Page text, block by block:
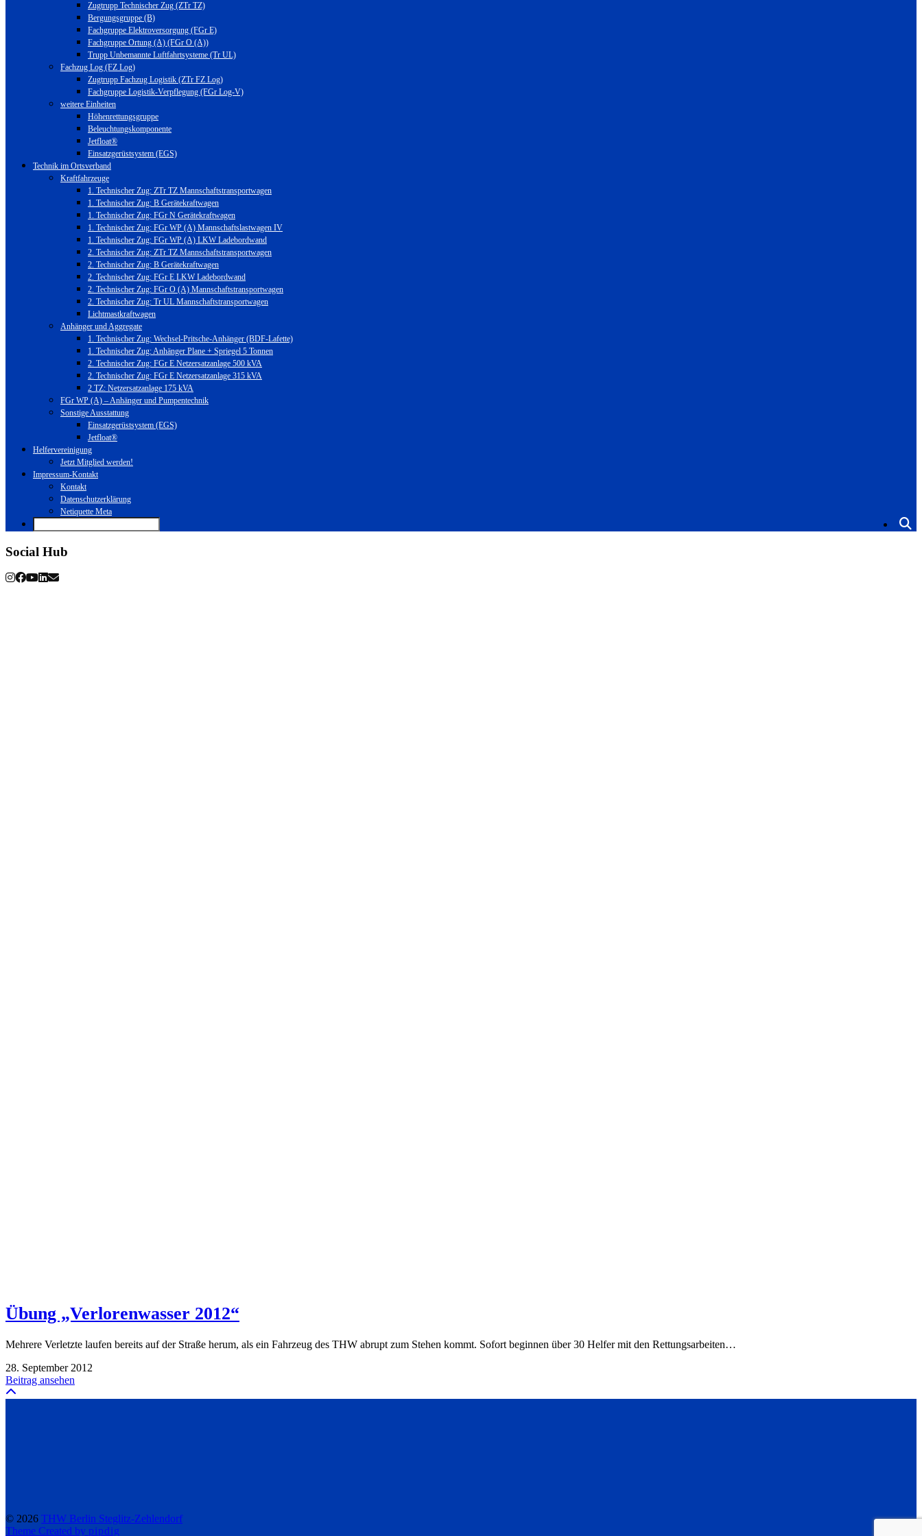
Zugtrupp Technischer Zug (ZTr TZ)
Bergungsgruppe (B)
Fachgruppe Elektroversorgung (FGr E)
Fachgruppe Ortung (A) (FGr O (A))
Trupp Unbemannte Luftfahrtsysteme (Tr UL)
Fachzug Log (FZ Log)
Zugtrupp Fachzug Logistik (ZTr FZ Log)
Fachgruppe Logistik-Verpflegung (FGr Log-V)
weitere Einheiten
Höhenrettungsgruppe
Beleuchtungskomponente
Jetfloat®
Einsatzgerüstsystem (EGS)
Technik im Ortsverband
Kraftfahrzeuge
1. Technischer Zug: ZTr TZ Mannschaftstransportwagen
1. Technischer Zug: B Gerätekraftwagen
1. Technischer Zug: FGr N Gerätekraftwagen
1. Technischer Zug: FGr WP (A) Mannschaftslastwagen IV
1. Technischer Zug: FGr WP (A) LKW Ladebordwand
2. Technischer Zug: ZTr TZ Mannschaftstransportwagen
2. Technischer Zug: B Gerätekraftwagen
2. Technischer Zug: FGr E LKW Ladebordwand
2. Technischer Zug: FGr O (A) Mannschaftstransportwagen
2. Technischer Zug: Tr UL Mannschaftstransportwagen
Lichtmastkraftwagen
Anhänger und Aggregate
1. Technischer Zug: Wechsel-Pritsche-Anhänger (BDF-Lafette)
1. Technischer Zug: Anhänger Plane + Spriegel 5 Tonnen
2. Technischer Zug: FGr E Netzersatzanlage 500 kVA
2. Technischer Zug: FGr E Netzersatzanlage 315 kVA
2 TZ: Netzersatzanlage 175 kVA
FGr WP (A) – Anhänger und Pumpentechnik
Sonstige Ausstattung
Einsatzgerüstsystem (EGS)
Jetfloat®
Helfervereinigung
Jetzt Mitglied werden!
Impressum-Kontakt
Kontakt
Datenschutzerklärung
Netiquette Meta
Social Hub
Übung „Verlorenwasser 2012“
Mehrere Verletzte laufen bereits auf der Straße herum, als ein Fahrzeug des THW abrupt zum Stehen kommt. Sofort beginnen über 30 Helfer mit den Rettungsarbeiten…
28. September 2012
Beitrag ansehen
© 2026 THW Berlin Steglitz-Zehlendorf
Theme Created by pipdig